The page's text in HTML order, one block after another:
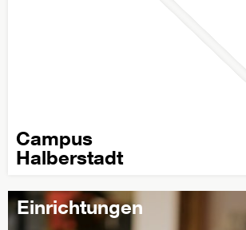
Campus
Halberstadt
Einrichtungen